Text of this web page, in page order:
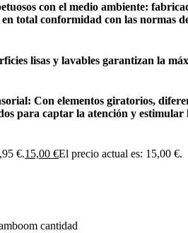
con el medio ambiente:
total conformidad con las normas
lisas y lavables garantizan la
Con elementos giratorios,
para captar la atención y estimular
€.15,00 €El precio actual es: 15,00 €.
cantidad